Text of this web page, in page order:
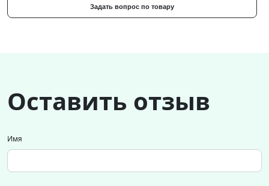
Задать вопрос по товару
Оставить отзыв
Имя